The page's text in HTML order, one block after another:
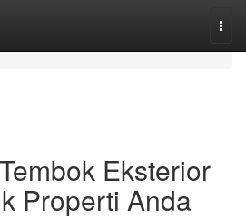
Eksterior
Properti Anda